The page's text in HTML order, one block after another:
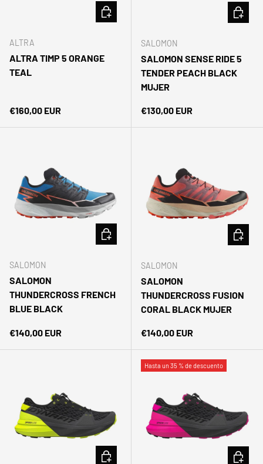
ALTRA
ALTRA TIMP 5 ORANGE
TEAL
Precio normal
€160,00 EUR
ELEGIR OPCIONES
SALOMON
SALOMON SENSE RIDE 5
TENDER PEACH BLACK
MUJER
Precio normal
€130,00 EUR
ELEGIR
SALOMON
SALOMON
THUNDERCROSS FRENCH
BLUE BLACK
Precio normal
€140,00 EUR
ELEGIR OPCIONES
SALOMON
SALOMON
THUNDERCROSS FUSION
CORAL BLACK MUJER
Precio normal
€140,00 EUR
ELEGIR
ELEGIR OPCIONES
Hasta un 35 % de descuento
ELEGIR